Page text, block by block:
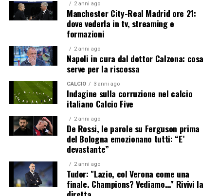
2 anni ago
Manchester City-Real Madrid ore 21:
dove vederla in tv, streaming e
formazioni
2 anni ago
Napoli in cura dal dottor Calzona: cosa
serve per la riscossa
CALCIO 3 anni ago
Indagine sulla corruzione nel calcio
italiano Calcio Five
2 anni ago
De Rossi, le parole su Ferguson prima
del Bologna emozionano tutti: “E’
devastante”
2 anni ago
Tudor: "Lazio, col Verona come una
finale. Champions? Vediamo…" Rivivi la